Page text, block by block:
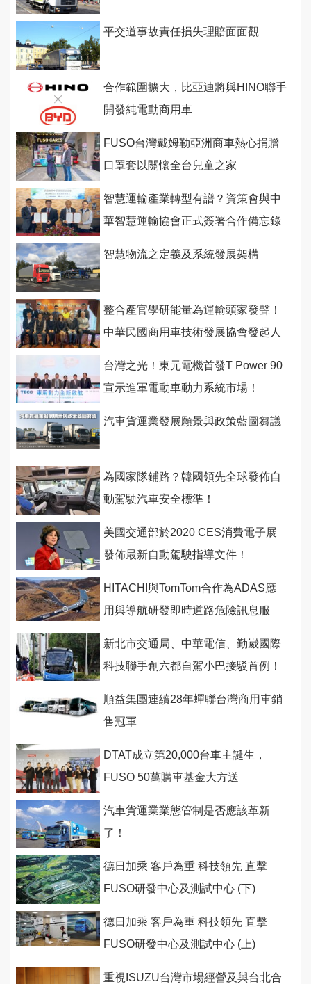
平交道事故責任損失理賠面面觀
合作範圍擴大，比亞迪將與HINO聯手
開發純電動商用車
FUSO台灣戴姆勒亞洲商車熱心捐贈
口罩套以關懷全台兒童之家
智慧運輸產業轉型有譜？資策會與中
華智慧運輸協會正式簽署合作備忘錄
智慧物流之定義及系統發展架構
整合產官學研能量為運輸頭家發聲！
中華民國商用車技術發展協會發起人
台灣之光！東元電機首發T Power 90
宣示進軍電動車動力系統市場！
汽車貨運業發展願景與政策藍圖芻議
為國家隊鋪路？韓國領先全球發佈自
動駕駛汽車安全標準！
美國交通部於2020 CES消費電子展
發佈最新自動駕駛指導文件！
HITACHI與TomTom合作為ADAS應
用與導航研發即時道路危險訊息服
新北市交通局、中華電信、勤崴國際
科技聯手創六都自駕小巴接駁首例！
順益集團連續28年蟬聯台灣商用車銷
售冠軍
DTAT成立第20,000台車主誕生，
FUSO 50萬購車基金大方送
汽車貨運業業態管制是否應該革新
了！
德日加乘 客戶為重 科技領先 直擊
FUSO研發中心及測試中心 (下)
德日加乘 客戶為重 科技領先 直擊
FUSO研發中心及測試中心 (上)
重視ISUZU台灣市場經營及與台北合